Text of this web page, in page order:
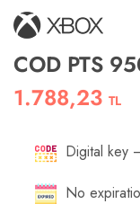
COD PTS
1.788,23 TL
Digital key
No